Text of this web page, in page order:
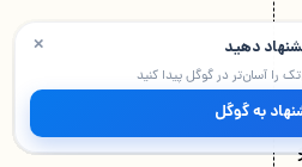
× دهید
را آسان‌تر در گوگل پیدا کنید
به گوگل